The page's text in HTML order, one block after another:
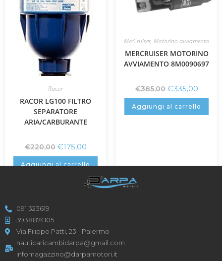
Racor
RACOR LG100 FILTRO
SEPARATORE
ARIA/CARBURANTE
€220,00 €175,00
Aggiungi al carrello
MerCruiser, Motorino avviamento
MERCRUISER MOTORINO
AVVIAMENTO 8M0090697
€385,00 €335,00
Aggiungi al carrello
091 323619
3938874105
Via Filippo Patti, 23 - Palermo
nauticaricambidarpa@gmail.com
infomagazzino@darpamotori.it